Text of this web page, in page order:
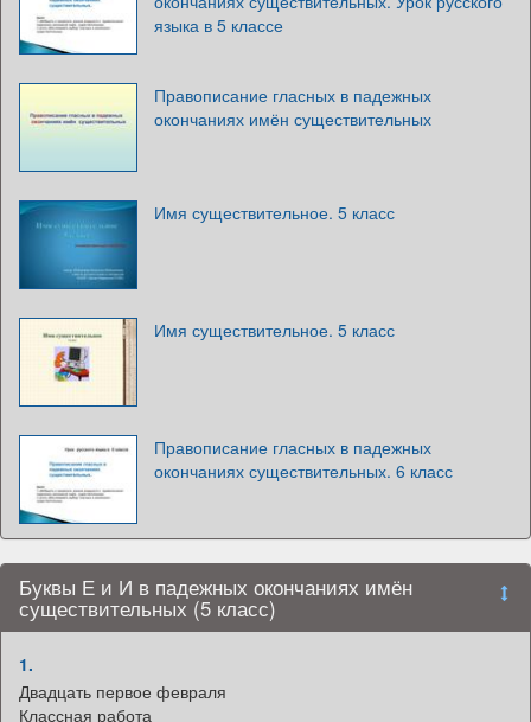
языка в 5 классе
Правописание гласных в падежных
окончаниях имён существительных
Имя существительное. 5 класс
Имя существительное. 5 класс
Правописание гласных в падежных
окончаниях существительных. 6 класс
Буквы Е и И в падежных окончаниях имён
существительных (5 класс)
1.
Двадцать первое февраля
Классная работа